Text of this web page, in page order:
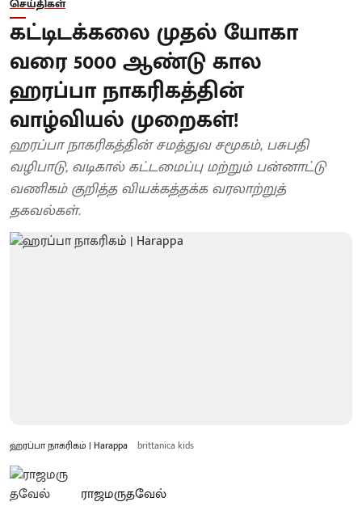
செய்திகள்
கட்டிடக்கலை முதல் யோகா
வரை 5000 ஆண்டு கால
ஹரப்பா நாகரிகத்தின்
வாழ்வியல் முறைகள்!
ஹரப்பா நாகரிகத்தின் சமத்துவ சமூகம், பசுபதி
வழிபாடு, வடிகால் கட்டமைப்பு மற்றும் பன்னாட்டு
வணிகம் குறித்த வியக்கத்தக்க வரலாற்றுத்
தகவல்கள்.
ஹரப்பா நாகரிகம் | Harappa brittanica kids
ராஜமருதவேல்